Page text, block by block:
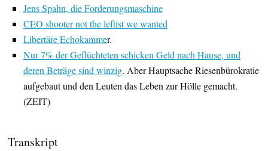
Jens Spahn, die Forderungsmaschine
CEO shooter not the leftist we wanted
Libertäre Echokammer.
Nur 7% der Geflüchteten schicken Geld nach Hause, und
deren Beträge sind winzig. Aber Hauptsache Riesenbürokratie
aufgebaut und den Leuten das Leben zur Hölle gemacht.
(ZEIT)
Transkript